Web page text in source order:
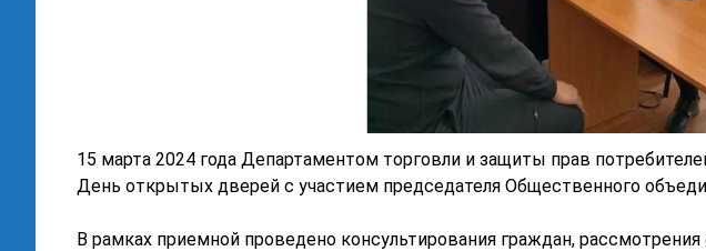
15 марта 2024 года Департаментом торговли и защиты прав
День открытых дверей с участием председателя Общественного
В рамках приемной проведено консультирования граждан,